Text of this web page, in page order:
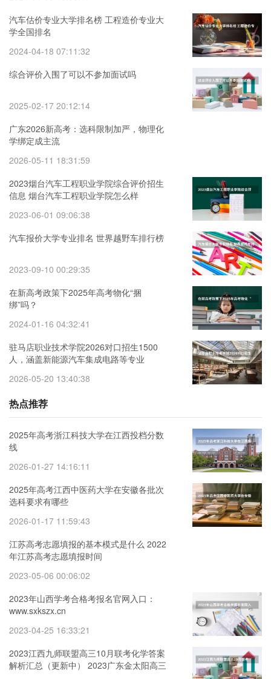
汽车估价专业大学排名榜 工程造价专业大
学全国排名
2024-04-18 07:11:32
综合评价入围了可以不参加面试吗
2025-02-17 20:12:14
广东2026新高考：选科限制加严，物理化
学绑定成主流
2026-05-11 18:31:59
2023烟台汽车工程职业学院综合评价招生
信息 烟台汽车工程职业学院怎么样
2023-06-01 09:06:38
汽车报价大学专业排名 世界越野车排行榜
2023-09-10 00:29:35
在新高考政策下2025年高考物化“捆
绑”吗？
2024-01-16 04:32:41
驻马店职业技术学院2026对口招生1500
人，涵盖新能源汽车集成电路等专业
2026-05-20 13:40:38
热点推荐
2025年高考浙江科技大学在江西投档分数
线
2026-01-27 14:16:11
2025年高考江西中医药大学在安徽各批次
选科要求有哪些
2026-01-17 11:59:43
江苏高考志愿填报的基本模式是什么 2022
年江苏高考志愿填报时间
2023-05-06 00:06:02
2023年山西学考合格考报名官网入口：
www.sxkszx.cn
2023-04-25 16:33:21
2023江西九师联盟高三10月联考化学答案
解析汇总（更新中） 2023广东金太阳高三